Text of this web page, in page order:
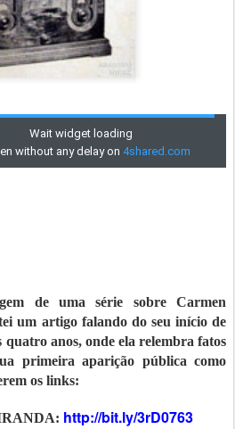
de uma série sobre Carmen
um artigo falando do seu início de
anos, onde ela relembra fatos
primeira aparição pública como
os links:
http://bit.ly/3rD0763